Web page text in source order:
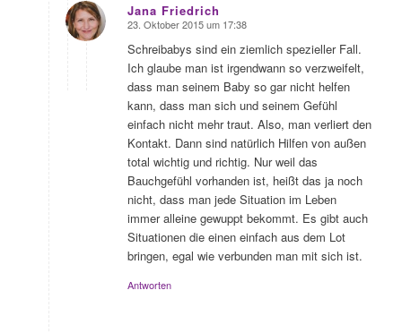
Jana Friedrich
sagte:
23. Oktober 2015 um 17:38
Schreibabys sind ein ziemlich spezieller Fall.
Ich glaube man ist irgendwann so verzweifelt,
dass man seinem Baby so gar nicht helfen
kann, dass man sich und seinem Gefühl
einfach nicht mehr traut. Also, man verliert den
Kontakt. Dann sind natürlich Hilfen von außen
total wichtig und richtig. Nur weil das
Bauchgefühl vorhanden ist, heißt das ja noch
nicht, dass man jede Situation im Leben
immer alleine gewuppt bekommt. Es gibt auch
Situationen die einen einfach aus dem Lot
bringen, egal wie verbunden man mit sich ist.
Antworten